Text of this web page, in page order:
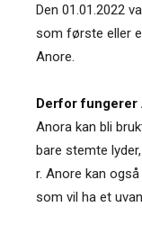
Den 01.01.2022
som første eller
Anore.
Derfor fungerer
Anora kan bli
bare stemte
r. Anore kan
som vil ha et